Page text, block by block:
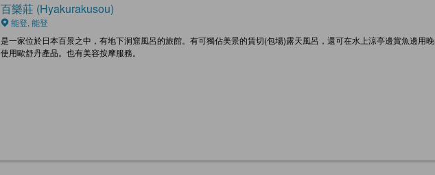
百樂莊 (Hyakurakusou)
能登, 能登
是一家位於日本百景之中，有地下洞窟風呂的旅館。有可獨佔美景的賃切(包場)露天風呂，還可在水上涼亭邊賞魚邊用
使用歐舒丹產品。也有美容按摩服務。